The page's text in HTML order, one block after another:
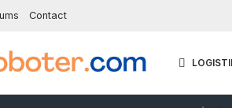
Contact